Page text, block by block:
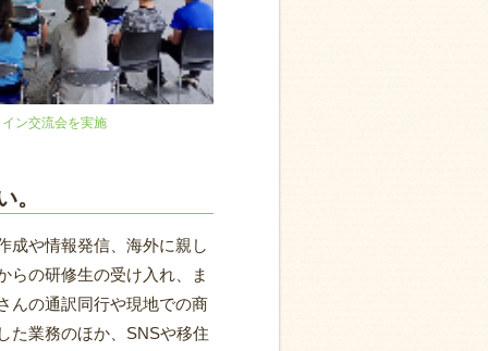
ン交流会を実施
。
成や情報発信、海外に親し
らの研修生の受け入れ、ま
んの通訳同行や現地での商
た業務のほか、SNSや移住